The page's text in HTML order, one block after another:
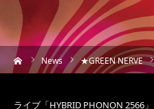
News ★GREEN NERVE
ライブ「HYBRID PHONON 2566